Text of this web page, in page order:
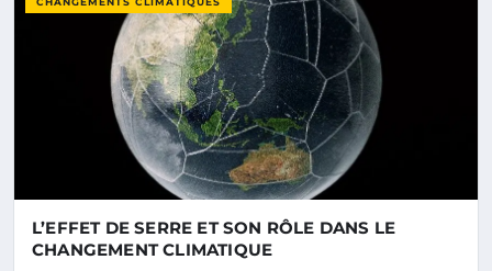
L’EFFET DE SERRE ET SON RÔLE DANS LE
CHANGEMENT CLIMATIQUE